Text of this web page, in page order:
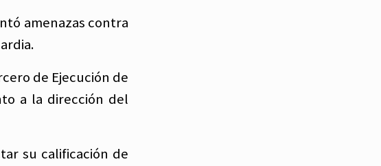
amenazas contra
de Ejecución de
a la dirección del
su calificación de